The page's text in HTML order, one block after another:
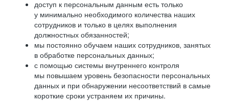
доступ к персональным данным есть только
у минимально необходимого количества наших
сотрудников и только в целях выполнения
должностных обязанностей;
мы постоянно обучаем наших сотрудников, занятых
в обработке персональных данных;
с помощью системы внутреннего контроля
мы повышаем уровень безопасности персональных
данных и при обнаружении несоответствий в самые
короткие сроки устраняем их причины.